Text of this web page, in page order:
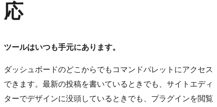
応
ツールはいつも手元にあります。
ダッシュボードのどこからでもコマンドパレットにアクセス
できます。最新の投稿を書いているときでも、サイトエディ
ターでデザインに没頭しているときでも、プラグインを閲覧